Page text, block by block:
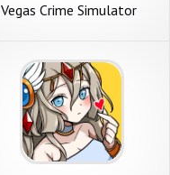
Vegas Crime Simulator